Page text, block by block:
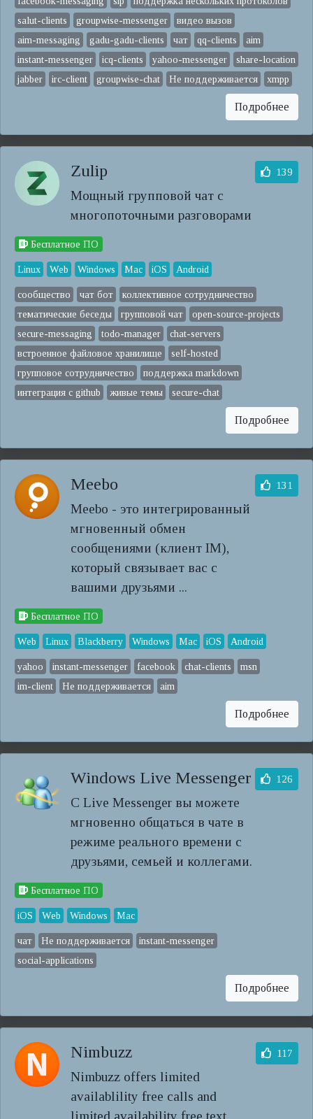
salut-clients
groupwise-messenger
видео вызов
aim-messaging
gadu-gadu-clients чат qq-clients
aim
instant-messenger
icq-clients yahoo-messenger
share-location
jabber
irc-client groupwise-chat Не поддерживается xmpp
Подробнее
Zulip
Мощный групповой чат с
многопоточными разговорами
139
Бесплатное ПО
Linux Web Windows Mac iOS Android
сообщество чат бот
коллективное сотрудничество
тематические беседы
групповой чат
open-source-projects
secure-messaging
todo-manager
chat-servers
встроенное файловое хранилище
self-hosted
групповое сотрудничество
поддержка markdown
интеграция с github
живые темы secure-chat
Подробнее
Meebo
Meebo - это интегрированный
мгновенный обмен
сообщениями (клиент IM),
который связывает вас с
вашими друзьями ...
131
Бесплатное ПО
Web Linux Blackberry Windows Mac iOS Android
yahoo instant-messenger facebook chat-clients
msn
im-client
Не поддерживается aim
Подробнее
Windows Live Messenger
С Live Messenger вы можете
мгновенно общаться в чате в
режиме реального времени с
друзьями, семьей и коллегами.
126
Бесплатное ПО
iOS Web Windows Mac
чат Не поддерживается
instant-messenger
social-applications
Подробнее
Nimbuzz
Nimbuzz offers limited
availablility free calls and
limited availability free text
117